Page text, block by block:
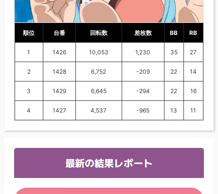
順位 台番 回転数 差枚数 BB RB
1 1426 10,053 1,230 35 27
2 1428 6,752 -209 22 14
3 1429 6,645 -294 22 16
4 1427 4,537 -965 13 11
最新の結果レポート